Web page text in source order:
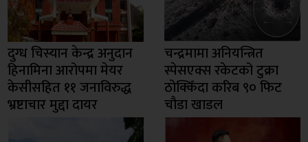
दुग्ध चिस्यान केन्द्र अनुदान
हिनामिना आरोपमा मेयर
केसीसहित ११ जनाविरुद्ध
भ्रष्टाचार मुद्दा दायर
चन्द्रमामा अनियन्त्रित
स्पेसएक्स रकेटको टुक्रा
ठोक्किँदा करिब ९० फिट
चौडा खाडल